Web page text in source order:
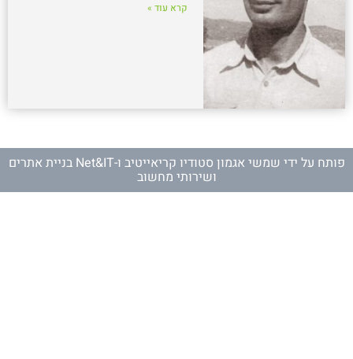
קרא עוד »
פותח על ידי שמשי אגמון סטודיו קריאייטיב ו- Net&IT בניית אתרים
ושירותי מחשוב